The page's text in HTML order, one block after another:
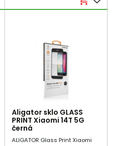
Aligator sklo GLASS
PRINT Xiaomi 14T 5G
černá
ALIGATOR Glass Print Xiaomi